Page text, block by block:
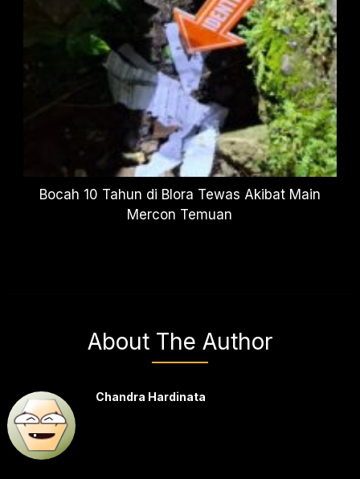
Bocah 10 Tahun di Blora Tewas Akibat Main
Mercon Temuan
About The Author
Chandra Hardinata